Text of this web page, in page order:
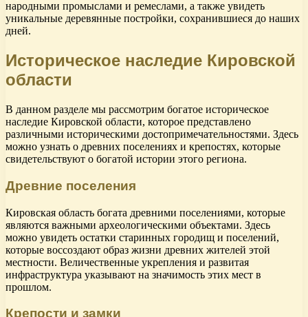
народными промыслами и ремеслами, а также увидеть
уникальные деревянные постройки, сохранившиеся до наших
дней.
Историческое наследие Кировской
области
В данном разделе мы рассмотрим богатое историческое
наследие Кировской области, которое представлено
различными историческими достопримечательностями. Здесь
можно узнать о древних поселениях и крепостях, которые
свидетельствуют о богатой истории этого региона.
Древние поселения
Кировская область богата древними поселениями, которые
являются важными археологическими объектами. Здесь
можно увидеть остатки старинных городищ и поселений,
которые воссоздают образ жизни древних жителей этой
местности. Величественные укрепления и развитая
инфраструктура указывают на значимость этих мест в
прошлом.
Крепости и замки